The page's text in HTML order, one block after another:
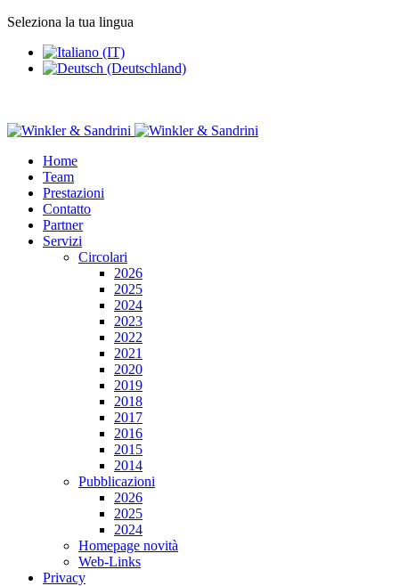
Seleziona la tua lingua
Home
Team
Prestazioni
Contatto
Partner
Servizi
Circolari
2026
2025
2024
2023
2022
2021
2020
2019
2018
2017
2016
2015
2014
Pubblicazioni
2026
2025
2024
Homepage novità
Web-Links
Privacy